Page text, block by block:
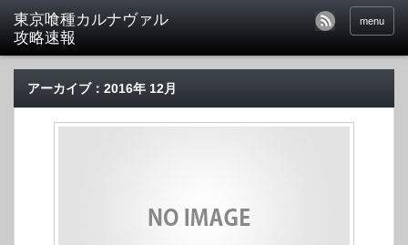
東京喰種カルナヴァル
攻略速報
menu
アーカイブ：2016年 12月